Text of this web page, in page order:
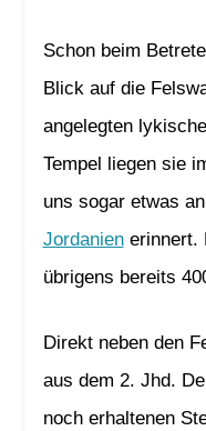
Schon beim
Blick auf die
angelegten
Tempel liegen sie
uns sogar etwas
Jordanienerinnert.
übrigens bereits
Direkt neben den
aus dem 2. Jhd.
noch erhaltenen